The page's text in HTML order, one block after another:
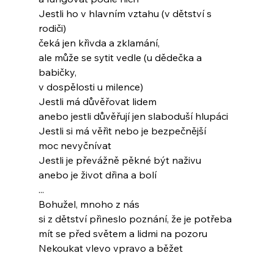
Jestli ho v hlavním vztahu (v dětství s
rodiči)
čeká jen křivda a zklamání,
ale může se sytit vedle (u dědečka a
babičky,
v dospělosti u milence)
Jestli má důvěřovat lidem
anebo jestli důvěřují jen slaboduší hlupáci
Jestli si má věřit nebo je bezpečnější
moc nevyčnívat
Jestli je převážně pěkné být naživu
anebo je život dřina a bolí
...
Bohužel, mnoho z nás
si z dětství přineslo poznání, že je potřeba
mít se před světem a lidmi na pozoru
Nekoukat vlevo vpravo a běžet